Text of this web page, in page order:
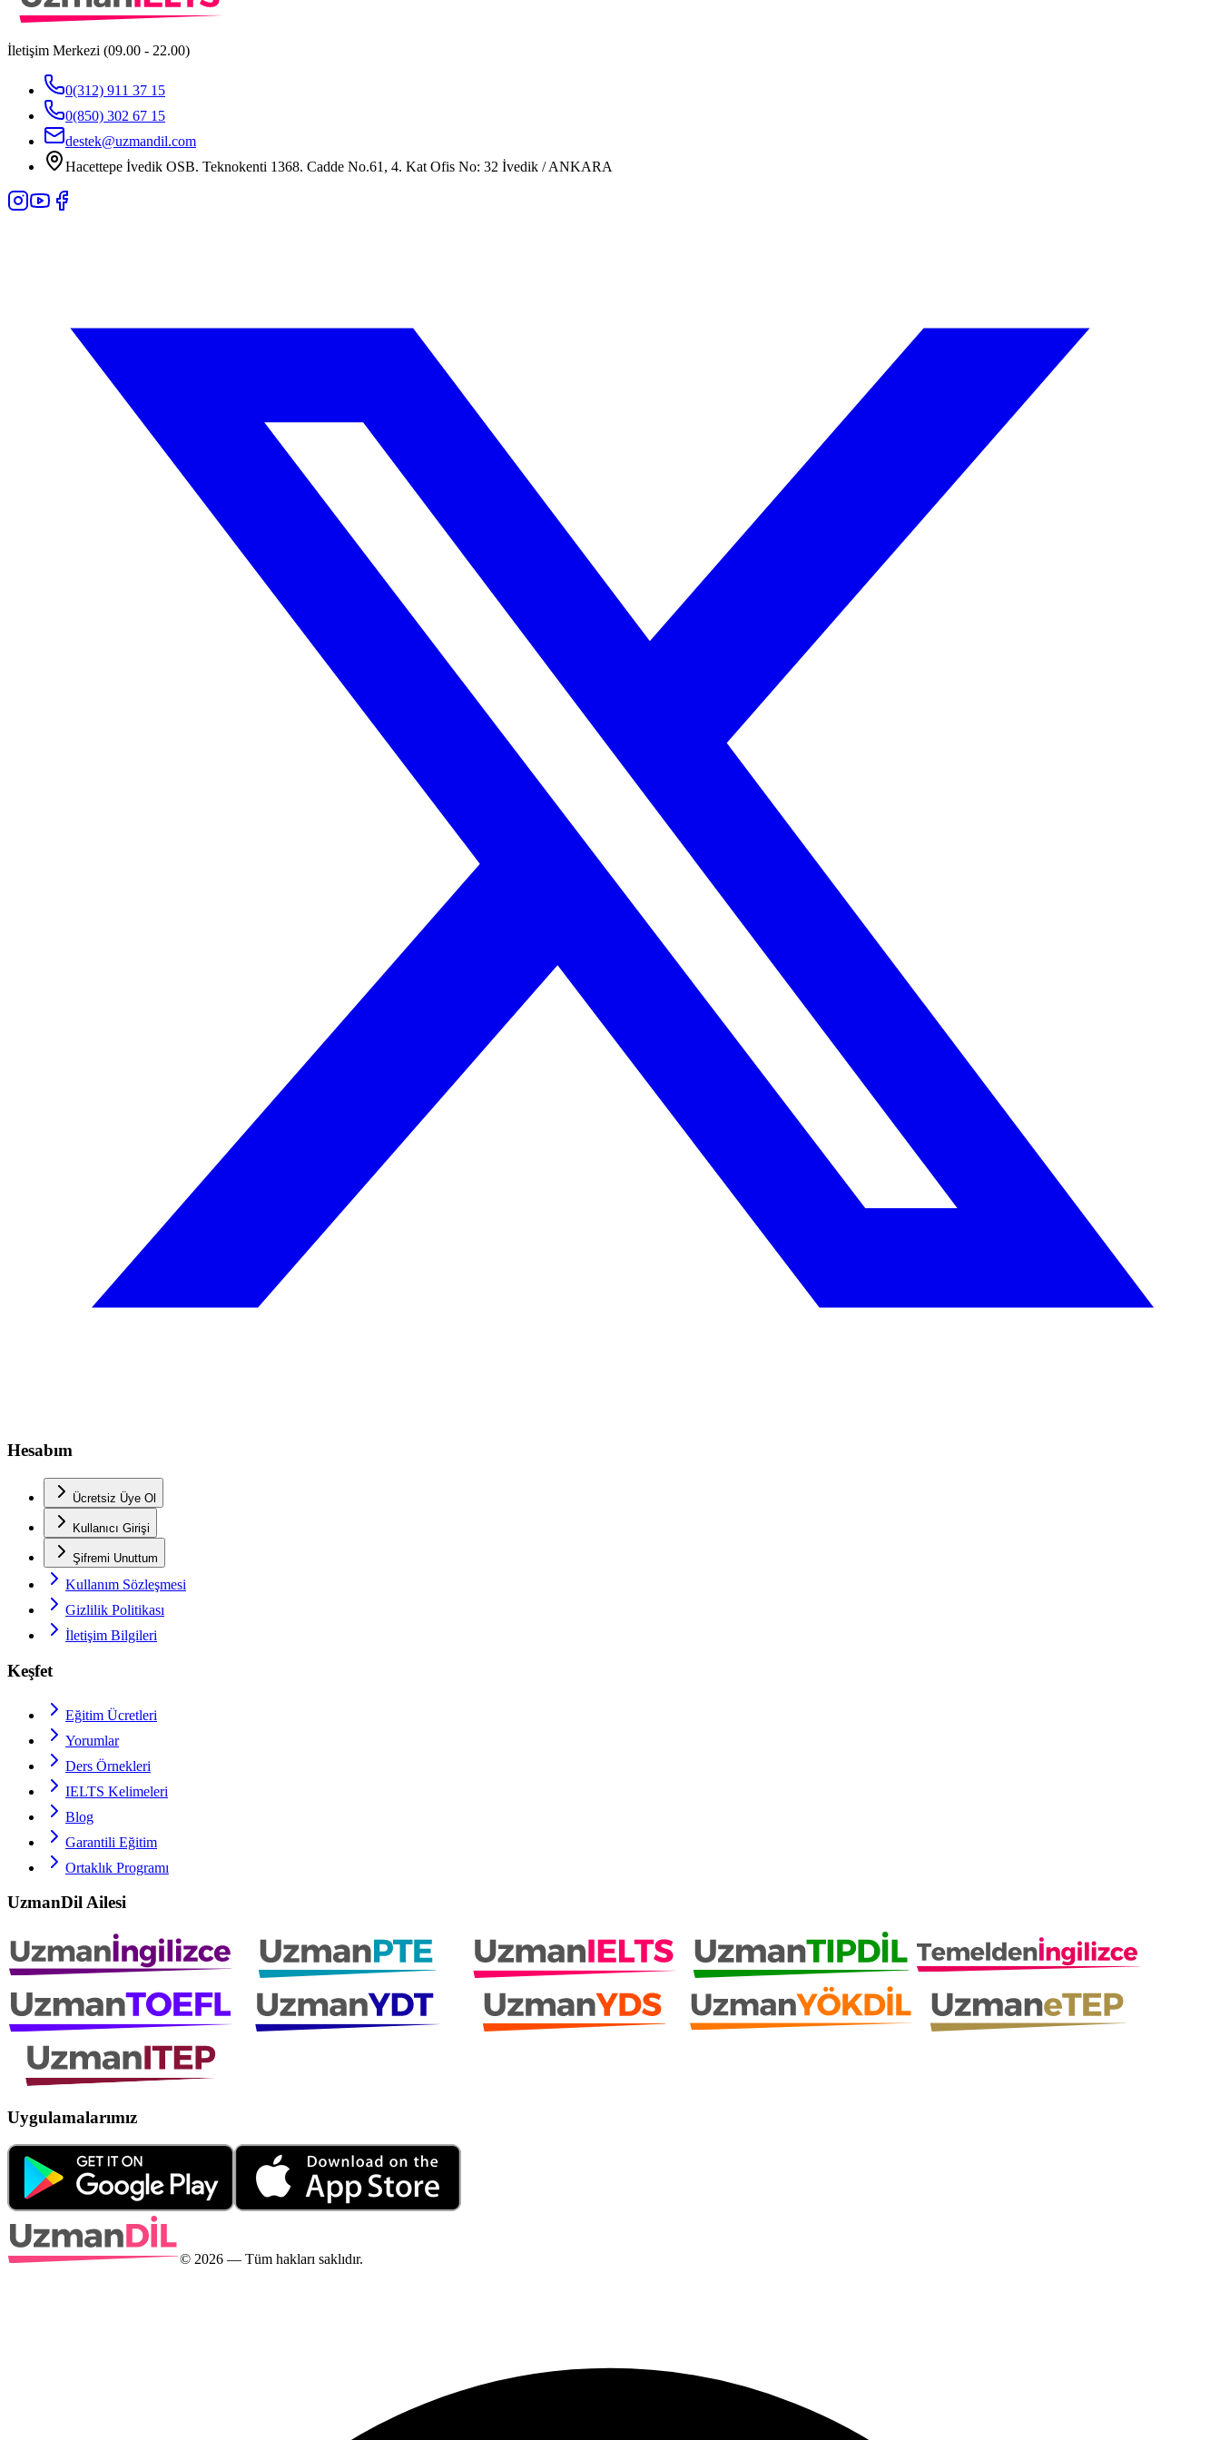
İletişim Merkezi (09.00 - 22.00)
0(312) 911 37 15
0(850) 302 67 15
destek@uzmandil.com
Hacettepe İvedik OSB. Teknokenti 1368. Cadde No.61, 4. Kat Ofis No: 32 İvedik / ANKARA
Hesabım
Ücretsiz Üye Ol
Kullanıcı Girişi
Şifremi Unuttum
Kullanım Sözleşmesi
Gizlilik Politikası
İletişim Bilgileri
Keşfet
Eğitim Ücretleri
Yorumlar
Ders Örnekleri
IELTS Kelimeleri
Blog
Garantili Eğitim
Ortaklık Programı
UzmanDil Ailesi
Uygulamalarımız
© 2026 — Tüm hakları saklıdır.